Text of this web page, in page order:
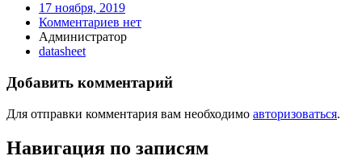
17 ноября, 2019
Комментариев нет
Администратор
datasheet
Добавить комментарий
Для отправки комментария вам необходимо авторизоваться.
Навигация по записям